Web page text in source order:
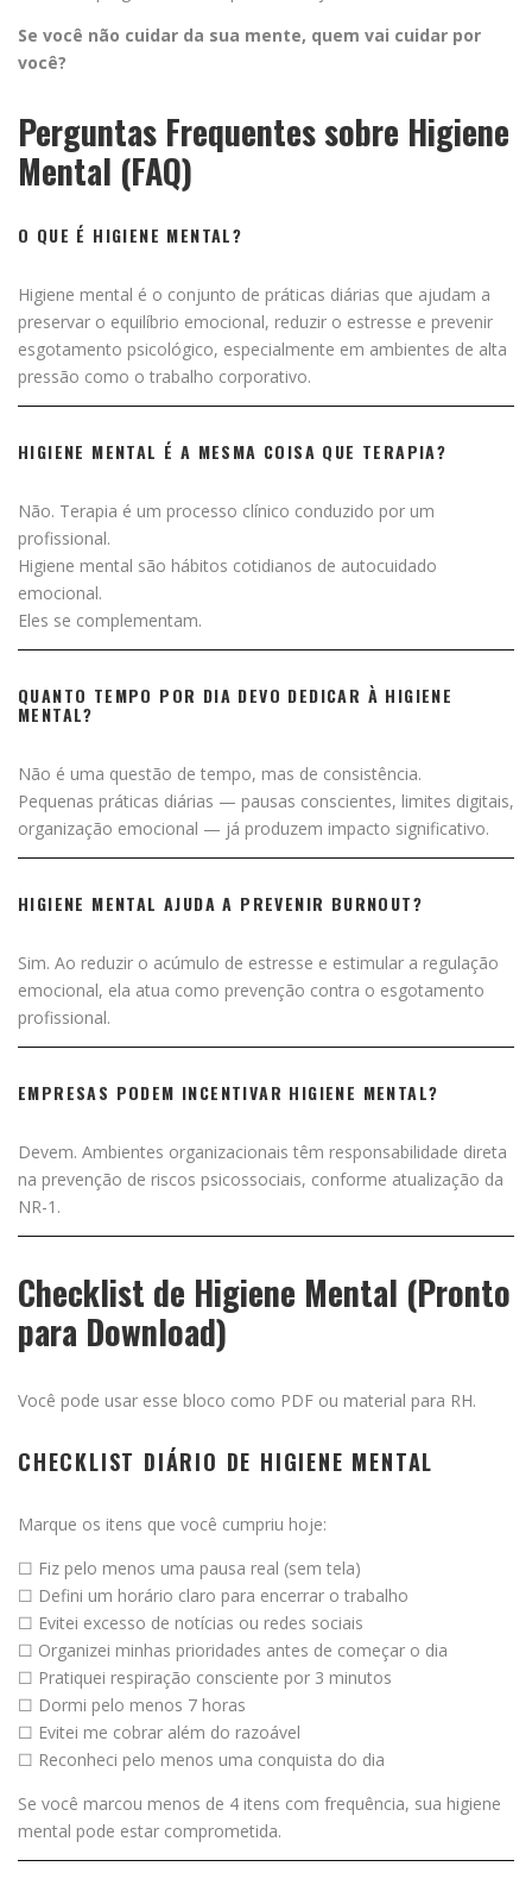
Se você não cuidar da sua mente, quem vai cuidar por
você?
Perguntas Frequentes sobre Higiene
Mental (FAQ)
O QUE É HIGIENE MENTAL?
Higiene mental é o conjunto de práticas diárias que ajudam a
preservar o equilíbrio emocional, reduzir o estresse e prevenir
esgotamento psicológico, especialmente em ambientes de alta
pressão como o trabalho corporativo.
HIGIENE MENTAL É A MESMA COISA QUE TERAPIA?
Não. Terapia é um processo clínico conduzido por um
profissional.
Higiene mental são hábitos cotidianos de autocuidado
emocional.
Eles se complementam.
QUANTO TEMPO POR DIA DEVO DEDICAR À HIGIENE
MENTAL?
Não é uma questão de tempo, mas de consistência.
Pequenas práticas diárias — pausas conscientes, limites digitais,
organização emocional — já produzem impacto significativo.
HIGIENE MENTAL AJUDA A PREVENIR BURNOUT?
Sim. Ao reduzir o acúmulo de estresse e estimular a regulação
emocional, ela atua como prevenção contra o esgotamento
profissional.
EMPRESAS PODEM INCENTIVAR HIGIENE MENTAL?
Devem. Ambientes organizacionais têm responsabilidade direta
na prevenção de riscos psicossociais, conforme atualização da
NR-1.
Checklist de Higiene Mental (Pronto
para Download)
Você pode usar esse bloco como PDF ou material para RH.
CHECKLIST DIÁRIO DE HIGIENE MENTAL
Marque os itens que você cumpriu hoje:
☐ Fiz pelo menos uma pausa real (sem tela)
☐ Defini um horário claro para encerrar o trabalho
☐ Evitei excesso de notícias ou redes sociais
☐ Organizei minhas prioridades antes de começar o dia
☐ Pratiquei respiração consciente por 3 minutos
☐ Dormi pelo menos 7 horas
☐ Evitei me cobrar além do razoável
☐ Reconheci pelo menos uma conquista do dia
Se você marcou menos de 4 itens com frequência, sua higiene
mental pode estar comprometida.